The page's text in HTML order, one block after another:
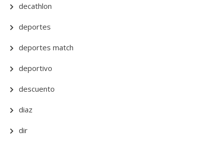
decathlon
deportes
deportes match
deportivo
descuento
diaz
dir